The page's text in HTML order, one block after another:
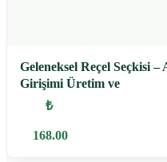
Geleneksel Reçel Seçkisi
Girişimi Üretim ve
₺
168.00